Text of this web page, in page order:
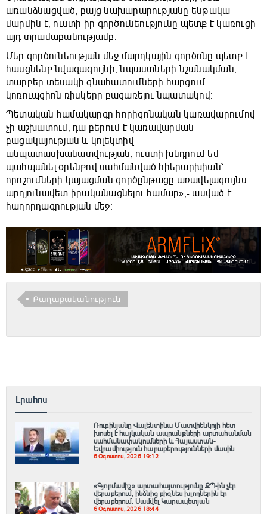
առանձնացված, բայց նախարարությանը ենթակա
մարմին է, ուստի իր գործունեությունը պետք է կառուցի
այդ տրամաբանությամբ։
Մեր գործունեության մեջ մարդկային գործոնը պետք է
հասցնենք նվազագույնի, նպաստների նշանակման,
տարբեր տեսակի գնահատումների հարցում
կոռուպցիոն ռիսկերը բացառելու նպատակով։
Պետական համակարգը հորիզոնական կառավարումով
չի աշխատում, դա բերում է կառավարման
բացակայության և կոլեկտիվ
անպատասխանատվության, ուստի խնդրում եմ
պահպանել օրենքով սահմանված հիերարխիան՝
որոշումների կայացման գործընթացը առավելագույնս
արդյունավետ իրականացնելու համար»,- ասված է
հաղորդագրության մեջ։
Քաղաքականություն
Լրահոս
Ռուբինյանը Վալենտինա Մատվիենկոյի հետ
խոսել է հայկական ապրանքների արտահանման
սահմանափակումների և Հայաստան-
Եվրամիություն հարաբերությունների մասին
6 Օգոստոս, 2026 19:12
«Գյnրմամիշ» արտահայտությունը ՔՊ-ին չէր
վերաբերում, ինձնից բիզնես խլnղներին էր
վերաբերում․ Սամվել Կարապետյան
6 Օգոստոս, 2026 18:44